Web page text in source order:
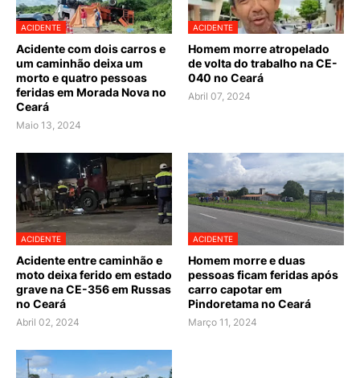
ACIDENTE
Acidente com dois carros e
um caminhão deixa um
morto e quatro pessoas
feridas em Morada Nova no
Ceará
Maio 13, 2024
ACIDENTE
Homem morre atropelado
de volta do trabalho na CE-
040 no Ceará
Abril 07, 2024
ACIDENTE
Acidente entre caminhão e
moto deixa ferido em estado
grave na CE-356 em Russas
no Ceará
Abril 02, 2024
ACIDENTE
Homem morre e duas
pessoas ficam feridas após
carro capotar em
Pindoretama no Ceará
Março 11, 2024